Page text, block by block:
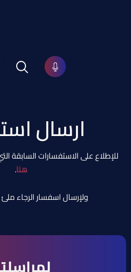
ارسال
للإطلاع على الاستفسارات السابقة
هنا.
ولإرسال اسفسار الرجاء ملئ